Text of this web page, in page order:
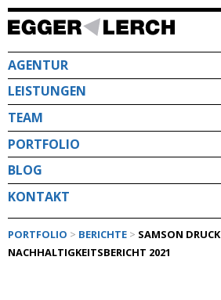
Direkt
zum
AGENTUR
LEISTUNGEN
TEAM
PORTFOLIO
BLOG
KONTAKT
PORTFOLIO > BERICHTE > SAMSON DRUCK
NACHHALTIGKEITSBERICHT 2021